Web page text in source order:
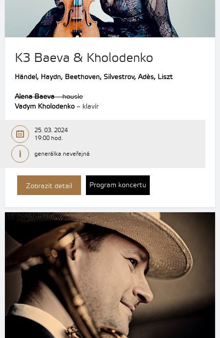
K3 Baeva & Kholodenko
Händel, Haydn, Beethoven, Silvestrov, Adès, Liszt
Alena Baeva– housle
Vadym Kholodenko – klavír
25. 03. 2024
19:00 hod.
generálka neveřejná
Zobrazit detail Program koncertu